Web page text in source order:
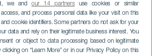
we andour 14 partnersuse cookies or similar
and process personal data like your visit on this
cookie identifiers. Some partners do not ask for your
data and rely on their legitimate business interest. You
or object to data processing based on legitimate
on “Learn More” or in our Privacy Policy on this
Swift - Festival
Canarias